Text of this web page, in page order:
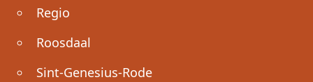
Regio
Roosdaal
Sint-Genesius-Rode